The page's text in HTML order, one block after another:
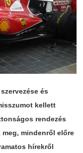
szervezése és
kellett
rendezés
meg, mindenről előre
hírekről